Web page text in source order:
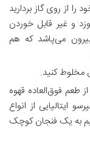
از روی گاز بردارید
یا قهوه می‌سوزد و غیر قابل خوردن
بیرون می‌پاشد که هم
مخلوط کنید.
طعم فوق‌العاده قهوه
ایتالیایی از انواع
به یک فنجان کوچک